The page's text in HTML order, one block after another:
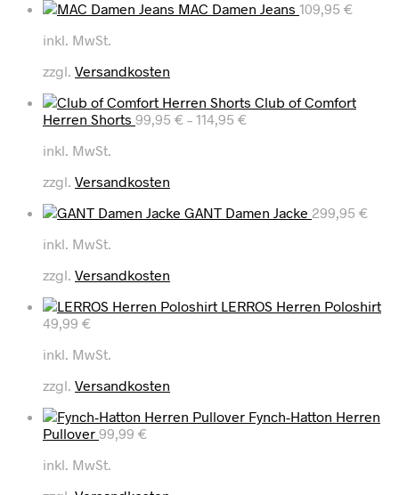
MAC Damen Jeans 109,95 €
inkl. MwSt.
zzgl. Versandkosten
Club of Comfort
Herren Shorts 99,95 € – 114,95 €
inkl. MwSt.
zzgl. Versandkosten
GANT Damen Jacke 299,95 €
inkl. MwSt.
zzgl. Versandkosten
LERROS Herren Poloshirt
49,99 €
inkl. MwSt.
zzgl. Versandkosten
Fynch-Hatton Herren
Pullover 99,99 €
inkl. MwSt.